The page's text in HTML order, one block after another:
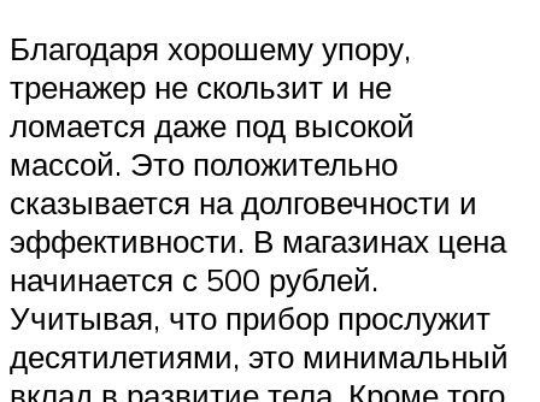
Благодаря хорошему упору,
тренажер не скользит и не
ломается даже под высокой
массой. Это положительно
сказывается на долговечности и
эффективности. В магазинах цена
начинается с 500 рублей.
Учитывая, что прибор прослужит
десятилетиями, это минимальный